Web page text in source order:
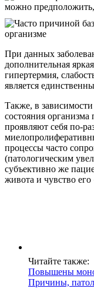
При данных
дополнительная
гипертермия,
является
Также, в
состояния
проявляют себя по-
процессы часто
(патологическим
субъективно же
живота и чувство
Читайте также:
Повышены
Причины,